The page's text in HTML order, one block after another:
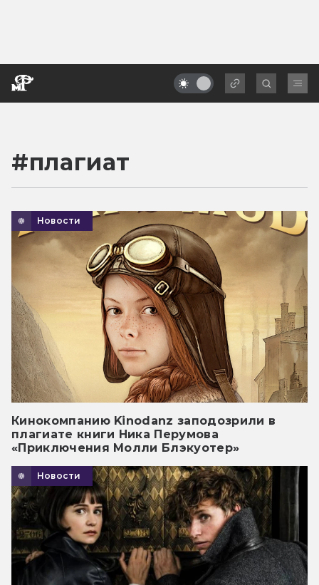
#плагиат
Новости
Кинокомпанию Kinodanz заподозрили в
плагиате книги Ника Перумова
«Приключения Молли Блэкуотер»
Новости